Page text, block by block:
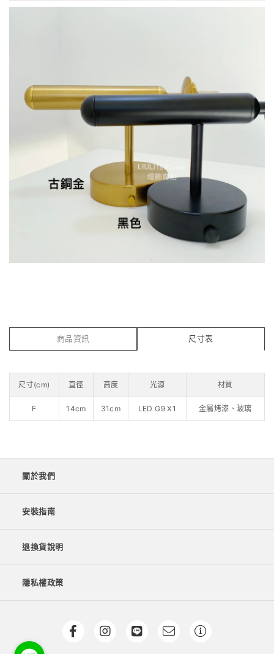
商品資訊 尺寸表
尺寸(cm) 直徑 高度 光源 材質
F 14cm 31cm LED G9 X1 金屬烤漆、玻璃
關於我們
安裝指南
退換貨說明
隱私權政策